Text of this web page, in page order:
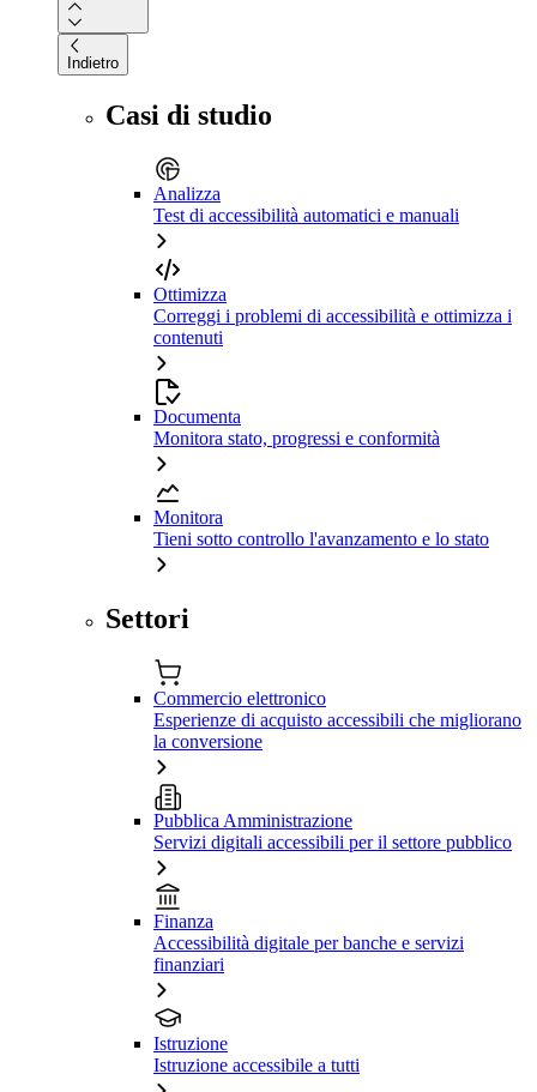
Indietro
Casi di studio
Analizza
Test di accessibilità automatici e manuali
Ottimizza
Correggi i problemi di accessibilità e ottimizza i
contenuti
Documenta
Monitora stato, progressi e conformità
Monitora
Tieni sotto controllo l'avanzamento e lo stato
Settori
Commercio elettronico
Esperienze di acquisto accessibili che migliorano
la conversione
Pubblica Amministrazione
Servizi digitali accessibili per il settore pubblico
Finanza
Accessibilità digitale per banche e servizi
finanziari
Istruzione
Istruzione accessibile a tutti